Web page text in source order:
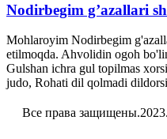
Nodirbegim g’azallari
Mohlaroyim Nodirbegim
etilmoqda. Ahvolidin ogoh
Gulshan ichra gul topilmas
judo, Rohati dil qolmadi
Все права защищены.2023.